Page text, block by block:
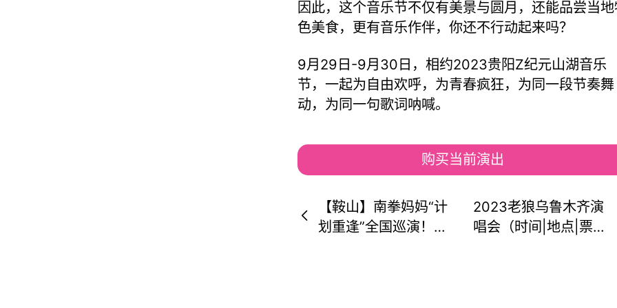
因此，这个音乐节不仅有美景与圆月，还能品尝当
色美食，更有音乐作伴，你还不行动起来吗？
9月29日-9月30日，相约2023贵阳Z纪元山湖音乐
节，一起为自由欢呼，为青春疯狂，为同一段节奏舞
动，为同一句歌词呐喊。
购买当前演出
【鞍山】南拳妈妈“计
划重逢”全国巡演！要
2023老狼乌鲁木齐演
唱会（时间|地点|票